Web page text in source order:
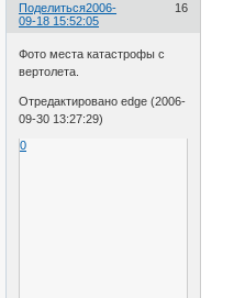
Поделиться 16
2006-
09-18 15:52:05
Фото места катастрофы с
вертолета.
Отредактировано edge (2006-
09-30 13:27:29)
0